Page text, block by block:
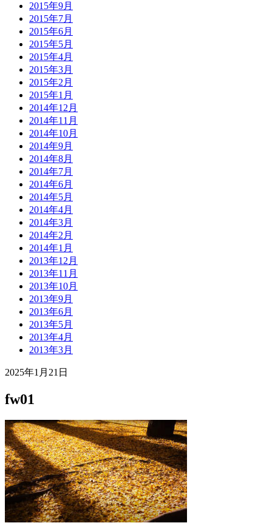
2015年9月
2015年7月
2015年6月
2015年5月
2015年4月
2015年3月
2015年2月
2015年1月
2014年12月
2014年11月
2014年10月
2014年9月
2014年8月
2014年7月
2014年6月
2014年5月
2014年4月
2014年3月
2014年2月
2014年1月
2013年12月
2013年11月
2013年10月
2013年9月
2013年6月
2013年5月
2013年4月
2013年3月
2025年1月21日
fw01